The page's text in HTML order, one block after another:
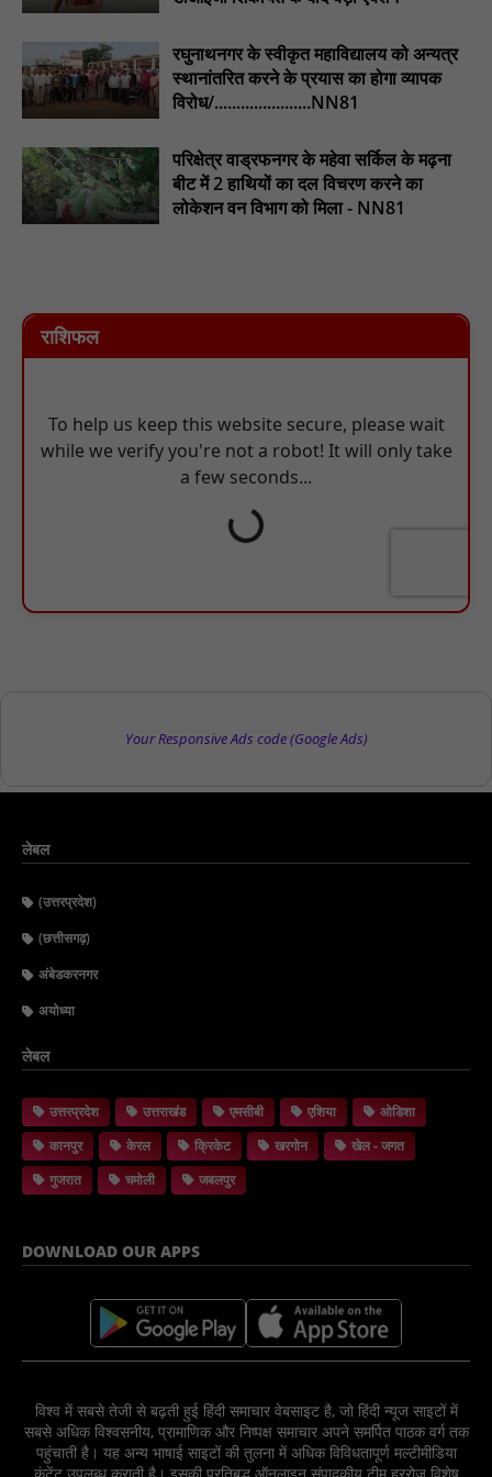
छाई खुशी : NN81
रघुनाथनगर के स्वीकृत महाविद्यालय को अन्यत्र
स्थानांतरित करने के प्रयास का होगा व्यापक
विरोध/......................NN81
परिक्षेत्र वाड्रफनगर के महेवा सर्किल के मढ़ना
बीट में 2 हाथियों का दल विचरण करने का
लोकेशन वन विभाग को मिला - NN81
राशिफल
Your Responsive Ads code (Google Ads)
लेबल
(उत्तरप्रदेश)
(छत्तीसगढ़)
अंबेडकरनगर
अयोध्या
लेबल
उत्तरप्रदेश उत्तराखंड एमसीबी एशिया
ओडिशा
कानपुर
केरल क्रिकेट खरगोन
खेल - जगत
गुजरात
चमोली जबलपुर
DOWNLOAD OUR APPS
विश्व में सबसे तेजी से बढ़ती हुई हिंदी समाचार वेबसाइट है, जो हिंदी न्यूज साइटों में
सबसे अधिक विश्वसनीय, प्रामाणिक और निष्पक्ष समाचार अपने समर्पित पाठक वर्ग तक
पहुंचाती है। यह अन्य भाषाई साइटों की तुलना में अधिक विविधतापूर्ण मल्टीमीडिया